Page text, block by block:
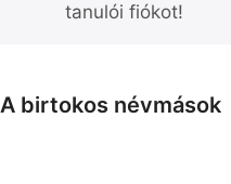
tanulói fiókot!
A birtokos névmások